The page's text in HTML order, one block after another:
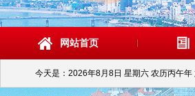
网站首页
今天是： 2026年8月8日 星期六 农历丙午年